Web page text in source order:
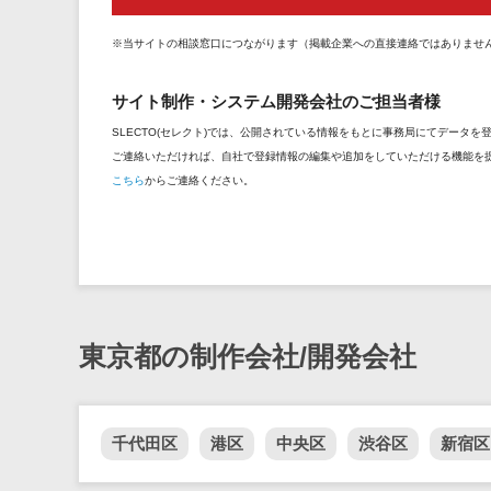
※当サイトの相談窓口につながります（掲載企業への直接連絡ではありませ
サイト制作・システム開発会社のご担当者様
SLECTO(セレクト)では、公開されている情報をもとに事務局にてデータを
ご連絡いただければ、自社で登録情報の編集や追加をしていただける機能を
こちらからご連絡ください。
東京都の制作会社/開発会社
千代田区 港区 中央区 渋谷区 新宿区